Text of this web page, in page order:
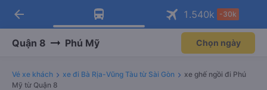
Tải app Vexere ngay!
Nhận ưu đãi thành viên độc
Mở app
Tải app Vexere
-30k/ghế khi đặt vé máy bay qua
Mở app
arrow_back 1.540k -30k
Quận 8 Phú Mỹ Chọn ngày
Vé xe khách xe đi Bà Rịa-Vũng Tàu từ Sài Gòn
xe ghế ngồi đi Phú
Mỹ từ Quận 8